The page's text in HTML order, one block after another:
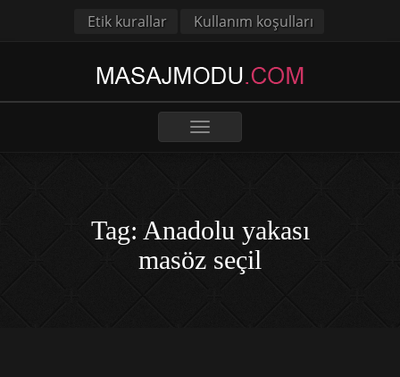
Etik kurallar Kullanım koşulları
Toggle
Tag: Anadolu yakası
masöz seçil